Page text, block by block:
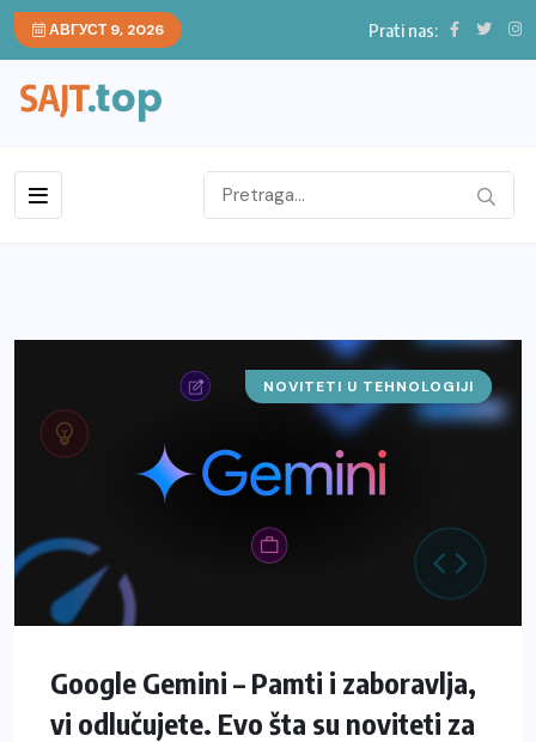
АВГУСТ 9, 2026 Prati nas:
IT
NOVITETI U TEHNOLOGIJI
Google Gemini – Pamti i zaboravlja,
vi odlučujete. Evo šta su noviteti za